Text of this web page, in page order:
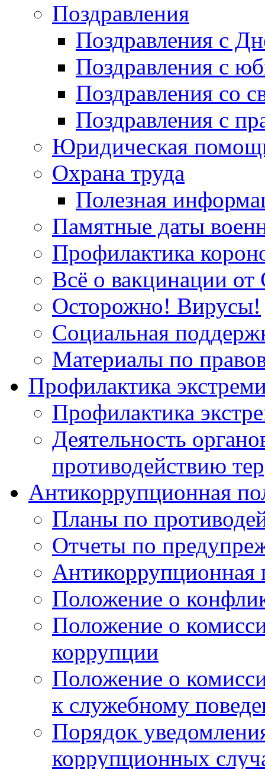
Поздравления
Поздравления с
Поздравления с
Поздравления со
Поздравления с
Юридическая
Охрана труда
Полезная
Памятные даты
Профилактика
Всё о вакцинации
Осторожно! Вирусы!
Социальная
Материалы по
Профилактика
Профилактика
Деятельность
противодействию
Антикоррупционная
Планы по
Отчеты по
Антикоррупционная
Положение о
Положение о
коррупции
Положение о
к служебному
Порядок
коррупционных